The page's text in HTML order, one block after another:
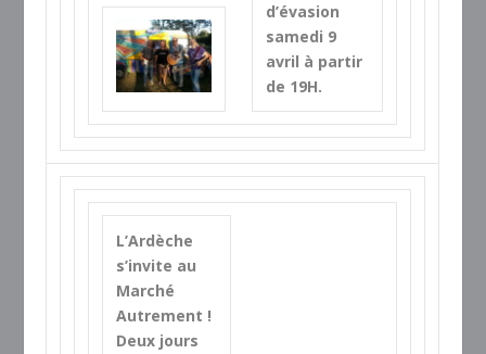
d’évasion
samedi 9
avril à partir
de 19H.
L’Ardèche
s’invite au
Marché
Autrement !
Deux jours